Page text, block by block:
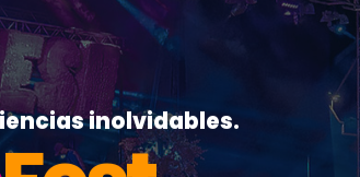
inolvidables.